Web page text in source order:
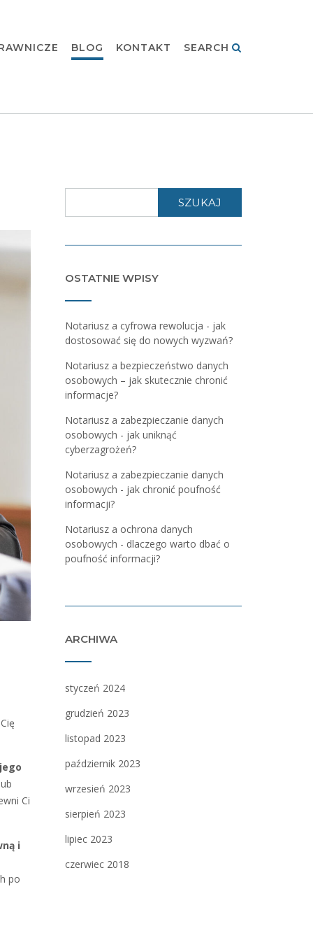
BLOG KONTAKT SEARCH
Ci
i
po
SZUKAJ
OSTATNIE WPISY
Notariusz a cyfrowa rewolucja - jak
dostosować się do nowych wyzwań?
Notariusz a bezpieczeństwo danych
osobowych – jak skutecznie chronić
informacje?
Notariusz a zabezpieczanie danych
osobowych - jak uniknąć
cyberzagrożeń?
Notariusz a zabezpieczanie danych
osobowych - jak chronić poufność
informacji?
Notariusz a ochrona danych
osobowych - dlaczego warto dbać o
poufność informacji?
ARCHIWA
styczeń 2024
grudzień 2023
listopad 2023
październik 2023
wrzesień 2023
sierpień 2023
lipiec 2023
czerwiec 2018